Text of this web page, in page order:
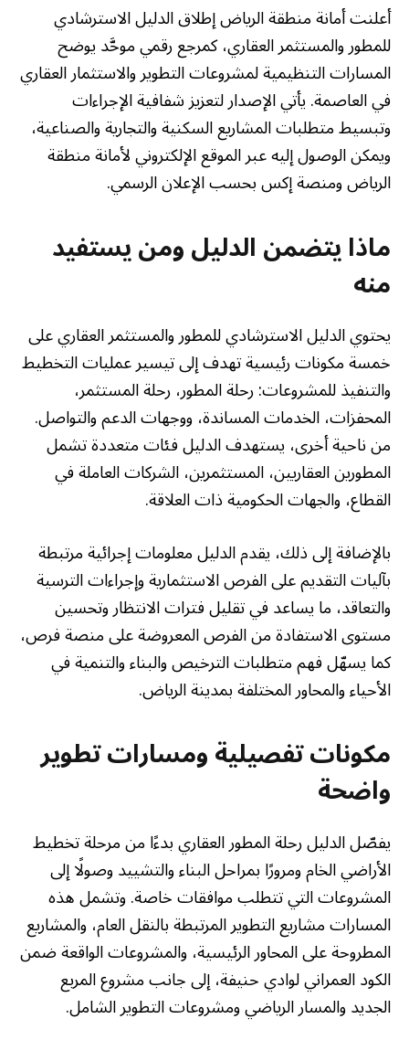
أعلنت أمانة منطقة الرياض إطلاق الدليل الاسترشادي
للمطور والمستثمر العقاري، كمرجع رقمي موحَّد يوضح
المسارات التنظيمية لمشروعات التطوير والاستثمار العقاري
في العاصمة. يأتي الإصدار لتعزيز شفافية الإجراءات
وتبسيط متطلبات المشاريع السكنية والتجارية والصناعية،
ويمكن الوصول إليه عبر الموقع الإلكتروني لأمانة منطقة
الرياض ومنصة إكس بحسب الإعلان الرسمي.
ماذا يتضمن الدليل ومن يستفيد
منه
يحتوي الدليل الاسترشادي للمطور والمستثمر العقاري على
خمسة مكونات رئيسية تهدف إلى تيسير عمليات التخطيط
والتنفيذ للمشروعات: رحلة المطور، رحلة المستثمر،
المحفزات، الخدمات المساندة، ووجهات الدعم والتواصل.
من ناحية أخرى، يستهدف الدليل فئات متعددة تشمل
المطورين العقاريين، المستثمرين، الشركات العاملة في
القطاع، والجهات الحكومية ذات العلاقة.
بالإضافة إلى ذلك، يقدم الدليل معلومات إجرائية مرتبطة
بآليات التقديم على الفرص الاستثمارية وإجراءات الترسية
والتعاقد، ما يساعد في تقليل فترات الانتظار وتحسين
مستوى الاستفادة من الفرص المعروضة على منصة فرص،
كما يسهّل فهم متطلبات الترخيص والبناء والتنمية في
الأحياء والمحاور المختلفة بمدينة الرياض.
مكونات تفصيلية ومسارات تطوير
واضحة
يفصّل الدليل رحلة المطور العقاري بدءًا من مرحلة تخطيط
الأراضي الخام ومرورًا بمراحل البناء والتشييد وصولًا إلى
المشروعات التي تتطلب موافقات خاصة. وتشمل هذه
المسارات مشاريع التطوير المرتبطة بالنقل العام، والمشاريع
المطروحة على المحاور الرئيسية، والمشروعات الواقعة ضمن
الكود العمراني لوادي حنيفة، إلى جانب مشروع المربع
الجديد والمسار الرياضي ومشروعات التطوير الشامل.